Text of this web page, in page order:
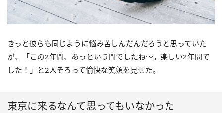
きっと彼らも同じように悩み苦しんだんだろうと思っていた
が、「この2年間、あっという間でしたね〜。楽しい2年間で
した！」と2人そろって愉快な笑顔を見せた。
東京に来るなんて思ってもいなかった